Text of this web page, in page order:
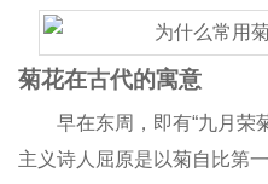
菊花在古代的寓意
早在东周，即有“九月荣
主义诗人屈原是以菊自比第